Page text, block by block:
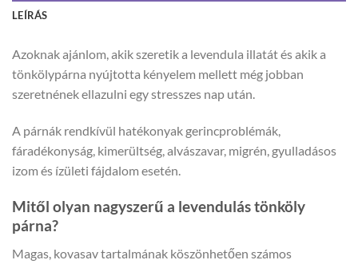
LEÍRÁS
Azoknak ajánlom, akik szeretik a levendula illatát és akik a
tönkölypárna nyújtotta kényelem mellett még jobban
szeretnének ellazulni egy stresszes nap után.
A párnák rendkívül hatékonyak gerincproblémák,
fáradékonyság, kimerültség, alvászavar, migrén, gyulladásos
izom és ízületi fájdalom esetén.
Mitől olyan nagyszerű a levendulás tönköly
párna?
Magas, kovasav tartalmának köszönhetően számos